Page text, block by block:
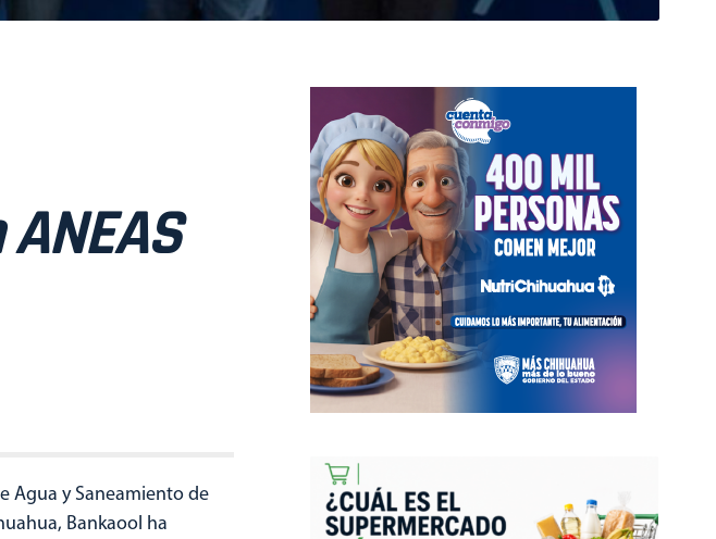
Agua y Saneamiento de
Bankaool ha